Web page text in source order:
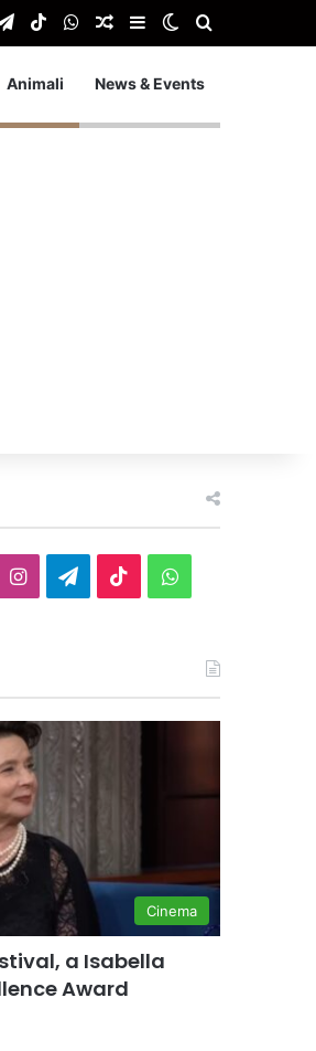
TelegramTikTokWhatsApp
Articolo Random
Barra laterale
Cambia aspetto
Animali News & Events
InstagramTelegram
TikTokWhatsApp
Cinema
a Isabella
Award